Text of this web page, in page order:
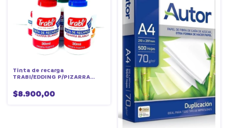
Tinta de recarga
TRABI/EDDING P/PIZARRA
$8.900,00